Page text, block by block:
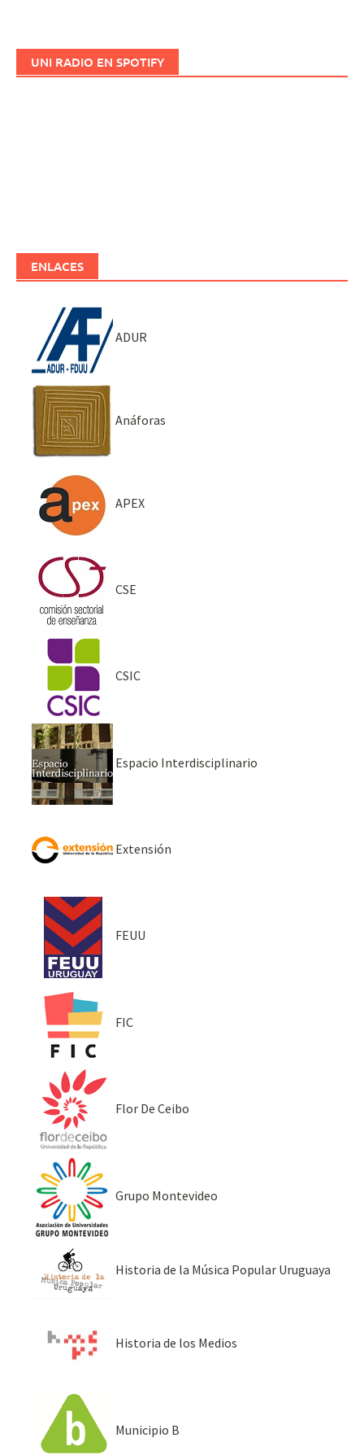
UNI RADIO EN SPOTIFY
ENLACES
ADUR
Anáforas
APEX
CSE
CSIC
Espacio Interdisciplinario
Extensión
FEUU
FIC
Flor De Ceibo
Grupo Montevideo
Historia de la Música Popular Uruguaya
Historia de los Medios
Municipio B